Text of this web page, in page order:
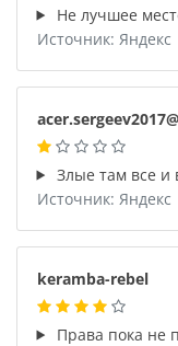
Не лучшее
Источник: Яндекс
Злые там все и
Источник: Яндекс
keramba-rebel
Права пока не